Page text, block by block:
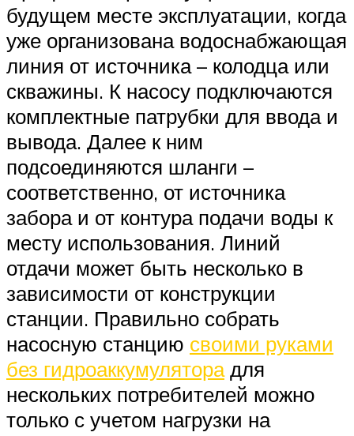
будущем месте эксплуатации, когда
уже организована водоснабжающая
линия от источника – колодца или
скважины. К насосу подключаются
комплектные патрубки для ввода и
вывода. Далее к ним
подсоединяются шланги –
соответственно, от источника
забора и от контура подачи воды к
месту использования. Линий
отдачи может быть несколько в
зависимости от конструкции
станции. Правильно собрать
насосную станцию своими руками
без гидроаккумуляторадля
нескольких потребителей можно
только с учетом нагрузки на